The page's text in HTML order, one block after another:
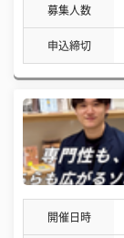
募集人数
申込締切
開催日時